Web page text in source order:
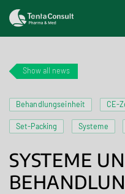
Show all news
Behandlungseinheit CE-
Set-Packing Systeme
SYSTEME